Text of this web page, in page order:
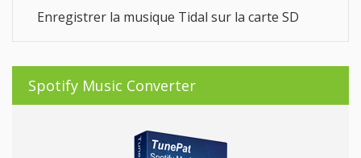
Enregistrer la musique Tidal sur la carte SD
Spotify Music Converter